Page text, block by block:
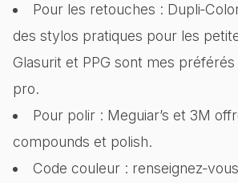
Pour les retouches :
des stylos pratiques pour les
Glasurit et PPG sont mes
pro.
Pour polir : Meguiar’s et 3M
compounds et polish.
Code couleur :